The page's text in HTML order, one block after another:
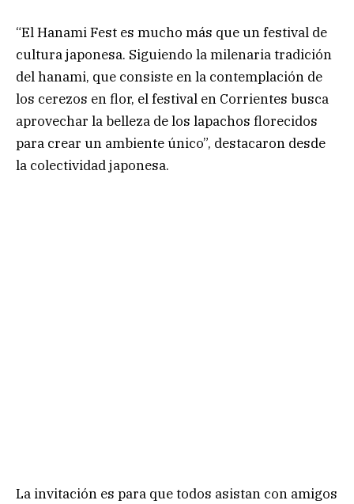
“El Hanami Fest es mucho más que un festival de
cultura japonesa. Siguiendo la milenaria tradición
del hanami, que consiste en la contemplación de
los cerezos en flor, el festival en Corrientes busca
aprovechar la belleza de los lapachos florecidos
para crear un ambiente único”, destacaron desde
la colectividad japonesa.
La invitación es para que todos asistan con amigos